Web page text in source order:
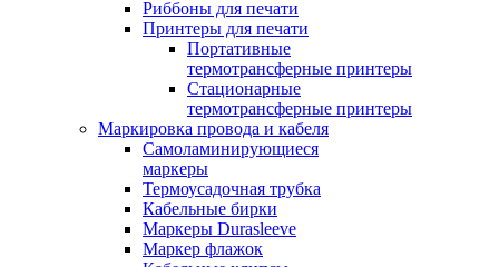
Риббоны для печати
Принтеры для печати
Портативные
термотрансферные принтеры
Стационарные
термотрансферные принтеры
Маркировка провода и кабеля
Самоламинирующиеся
маркеры
Термоусадочная трубка
Кабельные бирки
Маркеры Durasleeve
Маркер флажок